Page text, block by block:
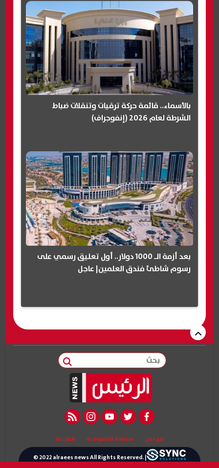
بالأسماء.. قائمة حركة ترقيات وتنقلات ضباط
الشرطة لعام 2026 (إنفوجراف)
بعد أزمة الـ 1000 دولار.. أول تعليق رسمي على
رسوم شاطئ فندق العلمين| عاجل
بحث
facebook
twitter
youtube
instagram
rss feed
من نحن سياسة الخصوصية اتصل بنا
© 2022 alraees news All Rights Reserved. |